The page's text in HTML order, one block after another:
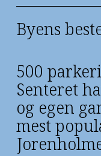
Byens
500
Senteret
og egen
mest